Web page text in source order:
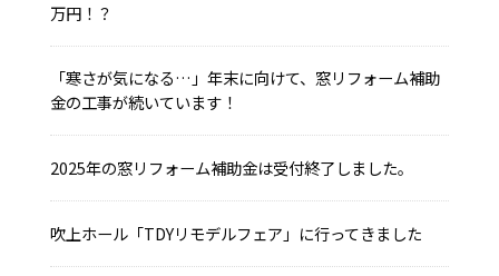
万円！？
「寒さが気になる…」年末に向けて、窓リフォーム補助
金の工事が続いています！
2025年の窓リフォーム補助金は受付終了しました。
吹上ホール「TDYリモデルフェア」に行ってきました